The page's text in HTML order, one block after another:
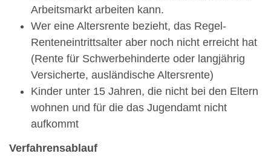
Arbeitsmarkt arbeiten kann.
Wer eine Altersrente bezieht, das Regel-
Renteneintrittsalter aber noch nicht erreicht hat
(Rente für Schwerbehinderte oder langjährig
Versicherte, ausländische Altersrente)
Kinder unter 15 Jahren, die nicht bei den Eltern
wohnen und für die das Jugendamt nicht
aufkommt
Verfahrensablauf